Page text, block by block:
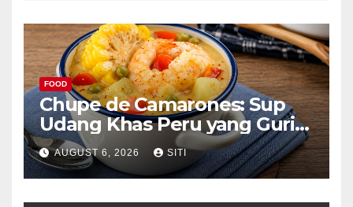
FOOD
Chupe de Camarones: Sup
Udang Khas Peru yang Gurih
Lezat
AUGUST 6, 2026 SITI